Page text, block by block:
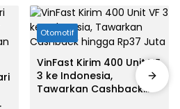
Otomotif
VinFast Kirim 400 Unit VF
3 ke Indonesia,
Tawarkan Cashback